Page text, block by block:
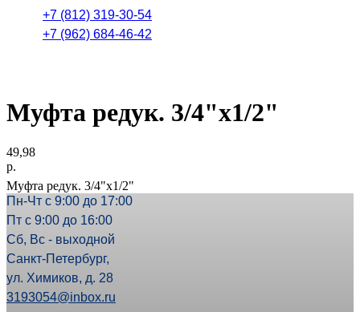
+7 (812) 319-30-54
+7 (962) 684-46-42
Пн-Чт с 9:00 до 17:00
Пт с 9:00 до 16:00
Сб, Вс - выходной
Санкт-Петербург,
ул. Химиков, д. 28
3193054@inbox.ru
Муфта редук. 3/4"х1/2"
49,98
р.
Муфта редук. 3/4"х1/2"